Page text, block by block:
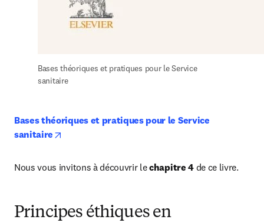
Bases théoriques et pratiques pour le Service
sanitaire
Bases théoriques et pratiques pour le Service
sanitaire
Nous vous invitons à découvrir le chapitre 4 de ce livre.
Principes éthiques en